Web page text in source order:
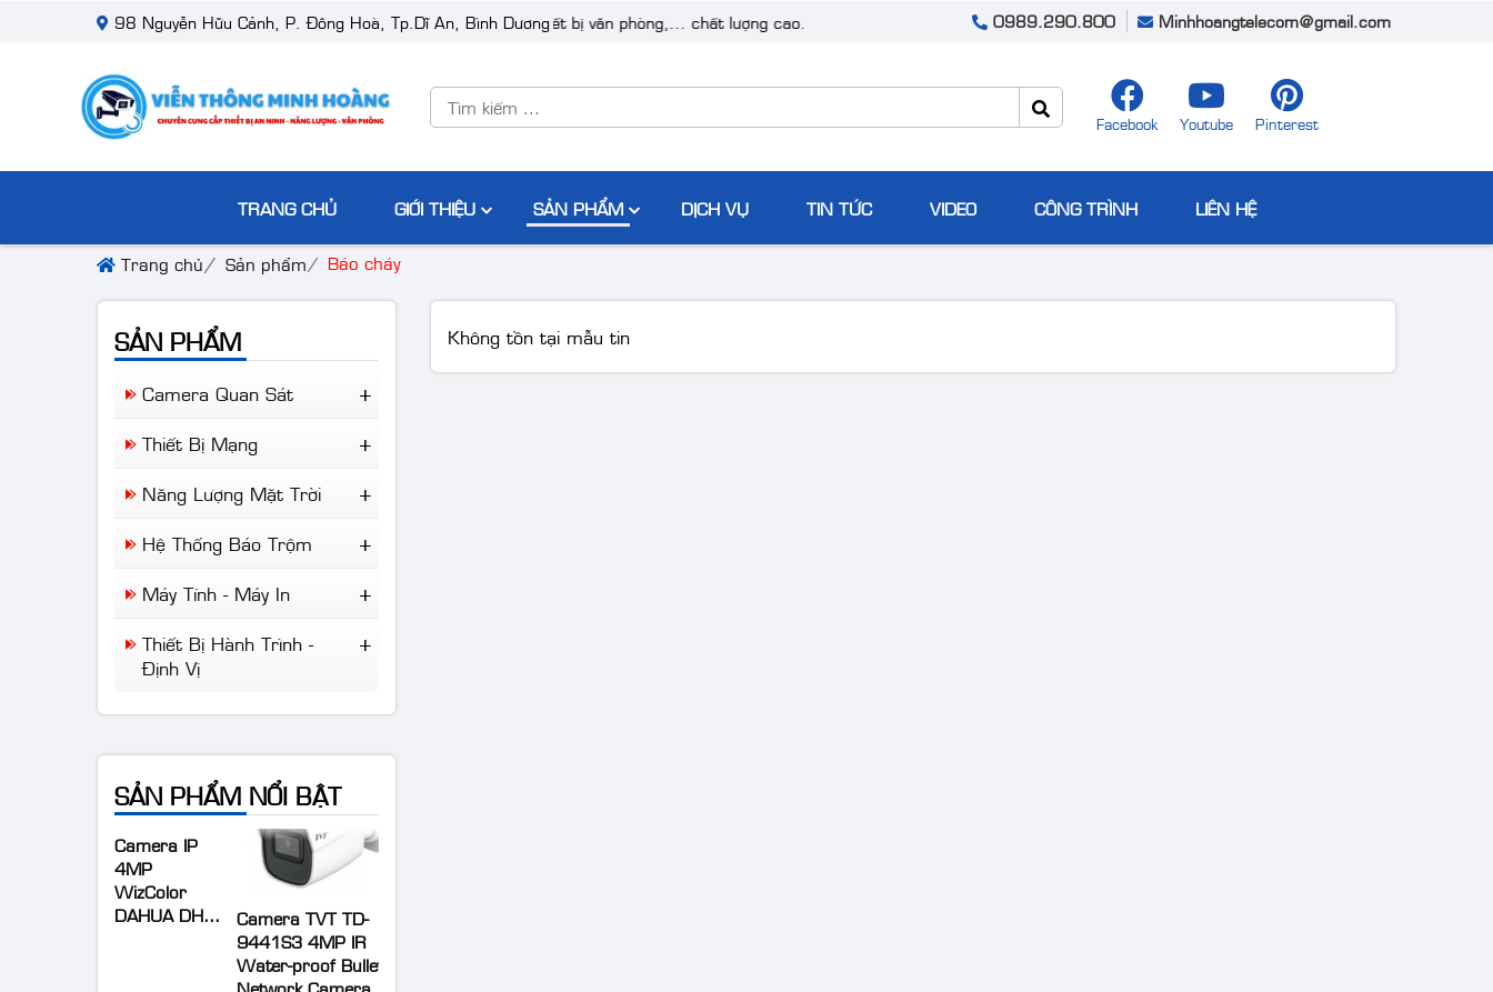
98 Nguyễn Hữu Cảnh, P. Đông Hoà, Tp.Dĩ An, Bình Dương
Dương cung cấp và lắp đặt camera quan sát, thiết bị năng lượng, thiết bị văn phòng,... chất lượng cao. 0989.290.800 Minhhoangtelecom@gmail.com
Facebook Youtube Pinterest
TRANG CHỦ GIỚI THIỆU SẢN PHẨM DỊCH VỤ TIN TỨC VIDEO CÔNG TRÌNH LIÊN HỆ
Trang chủ Sản phẩm Báo cháy
Không tồn tại mẫu tin
SẢN PHẨM
Camera Quan Sát
Camera Trọn Bộ
Camera Nhà Xưởng
Camera Chuyên Dụng
Thiết Bị Mạng
Aruba
Cisco
IP-Com
Năng Lượng Mặt Trời
NLMT Gia Đình
NLMT Cho Nhà Xưởng
Giải Pháp NLMT Áp
Mái...
Hệ Thống Báo Trộm
Báo Khói
Báo Cháy
Máy Tính - Máy In
Laptop
Thiết Bị Hành Trình -
Định Vị
SẢN PHẨM NỔI BẬT
Camera IP
4MP
WizColor
DAHUA DH-
IPC-
Camera TVT TD-
9441S3 4MP IR
Water-proof Bullet
Network Camera